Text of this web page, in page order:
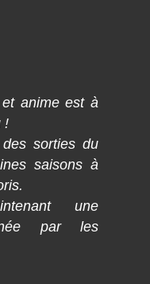
et anime est à
!
des sorties du
saisons à
une
par les